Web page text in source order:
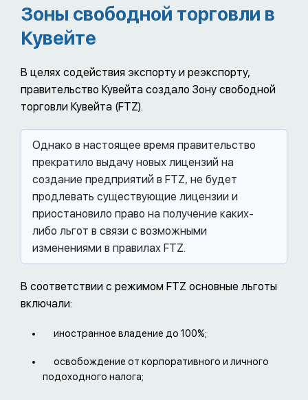
Зоны свободной торговли в
Кувейте
В целях содействия экспорту и реэкспорту,
правительство Кувейта создало Зону свободной
торговли Кувейта (FTZ).
Однако в настоящее время правительство
прекратило выдачу новых лицензий на
создание предприятий в FTZ, не будет
продлевать существующие лицензии и
приостановило право на получение каких-
либо льгот в связи с возможными
изменениями в правилах FTZ.
В соответствии с режимом FTZ основные льготы
включали:
иностранное владение до 100%;
освобождение от корпоративного и личного
подоходного налога;